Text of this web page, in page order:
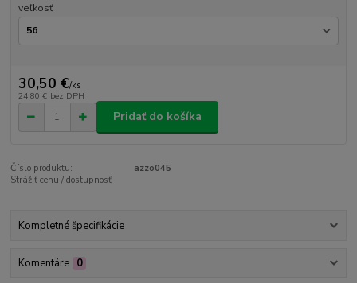
veľkosť
30,50 €/ks
24,80 € bez DPH
Pridať do košíka
Číslo produktu:
azzo045
Strážiť cenu / dostupnosť
Kompletné špecifikácie
Komentáre 0